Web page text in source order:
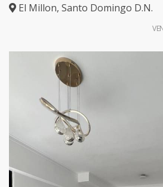
El Millon, Santo Domingo D.N.